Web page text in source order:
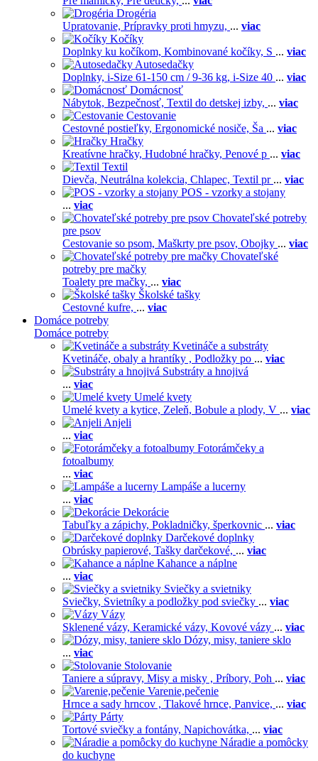
Drogéria
Upratovanie, Prípravky proti hmyzu, ... viac
Kočíky
Doplnky ku kočíkom, Kombinované kočíky, S ... viac
Autosedačky
Doplnky, i-Size 61-150 cm / 9-36 kg, i-Size 40 ... viac
Domácnosť
Nábytok, Bezpečnosť, Textil do detskej izby, ... viac
Cestovanie
Cestovné postieľky, Ergonomické nosiče, Ša ... viac
Hračky
Kreatívne hračky, Hudobné hračky, Penové p ... viac
Textil
Dievča, Neutrálna kolekcia, Chlapec, Textil pr ... viac
POS - vzorky a stojany
... viac
Chovateľské potreby
pre psov
Cestovanie so psom, Maškrty pre psov, Obojky ... viac
Chovateľské
potreby pre mačky
Toalety pre mačky, ... viac
Školské tašky
Cestovné kufre, ... viac
Domáce potreby
Domáce potreby
Kvetináče a substráty
Kvetináče, obaly a hrantíky , Podložky po ... viac
Substráty a hnojivá
... viac
Umelé kvety
Umelé kvety a kytice, Zeleň, Bobule a plody, V ... viac
Anjeli
... viac
Fotorámčeky a
fotoalbumy
... viac
Lampáše a lucerny
... viac
Dekorácie
Tabuľky a zápichy, Pokladničky, šperkovnic ... viac
Darčekové doplnky
Obrúsky papierové, Tašky darčekové, ... viac
Kahance a náplne
... viac
Sviečky a svietniky
Sviečky, Svietníky a podložky pod sviečky ... viac
Vázy
Sklenené vázy, Keramické vázy, Kovové vázy ... viac
Dózy, misy, taniere sklo
... viac
Stolovanie
Taniere a súpravy, Misy a misky , Príbory, Poh ... viac
Varenie,pečenie
Hrnce a sady hrncov , Tlakové hrnce, Panvice, ... viac
Párty
Tortové sviečky a fontány, Napichovátka, ... viac
Náradie a pomôcky
do kuchyne